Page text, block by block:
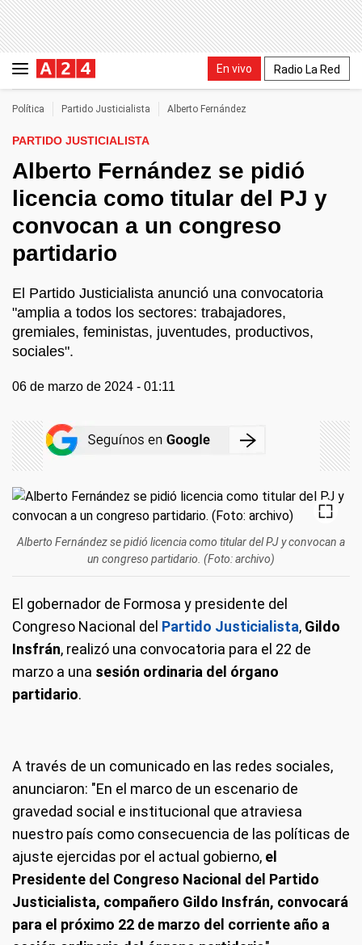
En vivo Radio La Red
Política Partido Justicialista Alberto Fernández
PARTIDO JUSTICIALISTA
Alberto Fernández se pidió
licencia como titular del PJ y
convocan a un congreso
partidario
El Partido Justicialista anunció una convocatoria
"amplia a todos los sectores: trabajadores,
gremiales, feministas, juventudes, productivos,
sociales".
06 de marzo de 2024 - 01:11
Alberto Fernández se pidió licencia como titular del PJ y convocan a
un congreso partidario. (Foto: archivo)
El gobernador de Formosa y presidente del
Congreso Nacional del Partido Justicialista, Gildo
Insfrán, realizó una convocatoria para el 22 de
marzo a una sesión ordinaria del órgano
partidario.
A través de un comunicado en las redes sociales,
anunciaron: "En el marco de un escenario de
gravedad social e institucional que atraviesa
nuestro país como consecuencia de las políticas de
ajuste ejercidas por el actual gobierno, el
Presidente del Congreso Nacional del Partido
Justicialista, compañero Gildo Insfrán, convocará
para el próximo 22 de marzo del corriente año a